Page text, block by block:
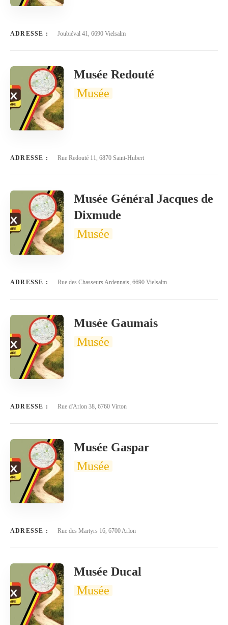
ADRESSE : Joubiéval 41, 6690 Vielsalm
Musée Redouté
Musée
ADRESSE : Rue Redouté 11, 6870 Saint-Hubert
Musée Général Jacques de
Dixmude
Musée
ADRESSE : Rue des Chasseurs Ardennais, 6690 Vielsalm
Musée Gaumais
Musée
ADRESSE : Rue d'Arlon 38, 6760 Virton
Musée Gaspar
Musée
ADRESSE : Rue des Martyrs 16, 6700 Arlon
Musée Ducal
Musée